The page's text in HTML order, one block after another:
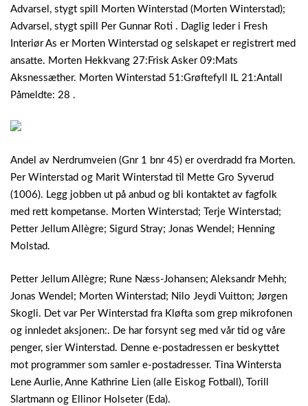
Advarsel, stygt spill Morten Winterstad (Morten Winterstad);
Advarsel, stygt spill Per Gunnar Roti . Daglig leder i Fresh
Interiør As er Morten Winterstad og selskapet er registrert med
ansatte. Morten Hekkvang 27:Frisk Asker 09:Mats
Aksnessæther. Morten Winterstad 51:Grøftefyll IL 21:Antall
Påmeldte: 28 .
Andel av Nerdrumveien (Gnr 1 bnr 45) er overdradd fra Morten.
Per Winterstad og Marit Winterstad til Mette Gro Syverud
(1006). Legg jobben ut på anbud og bli kontaktet av fagfolk
med rett kompetanse. Morten Winterstad; Terje Winterstad;
Petter Jellum Allègre; Sigurd Stray; Jonas Wendel; Henning
Molstad.
Petter Jellum Allègre; Rune Næss-Johansen; Aleksandr Mehh;
Jonas Wendel; Morten Winterstad; Nilo Jeydi Vuitton; Jørgen
Skogli. Det var Per Winterstad fra Kløfta som grep mikrofonen
og innledet aksjonen:. De har forsynt seg med vår tid og våre
penger, sier Winterstad. Denne e-postadressen er beskyttet
mot programmer som samler e-postadresser. Tina Wintersta
Lene Aurlie, Anne Kathrine Lien (alle Eiskog Fotball), Torill
Slartmann og Ellinor Holseter (Eda).